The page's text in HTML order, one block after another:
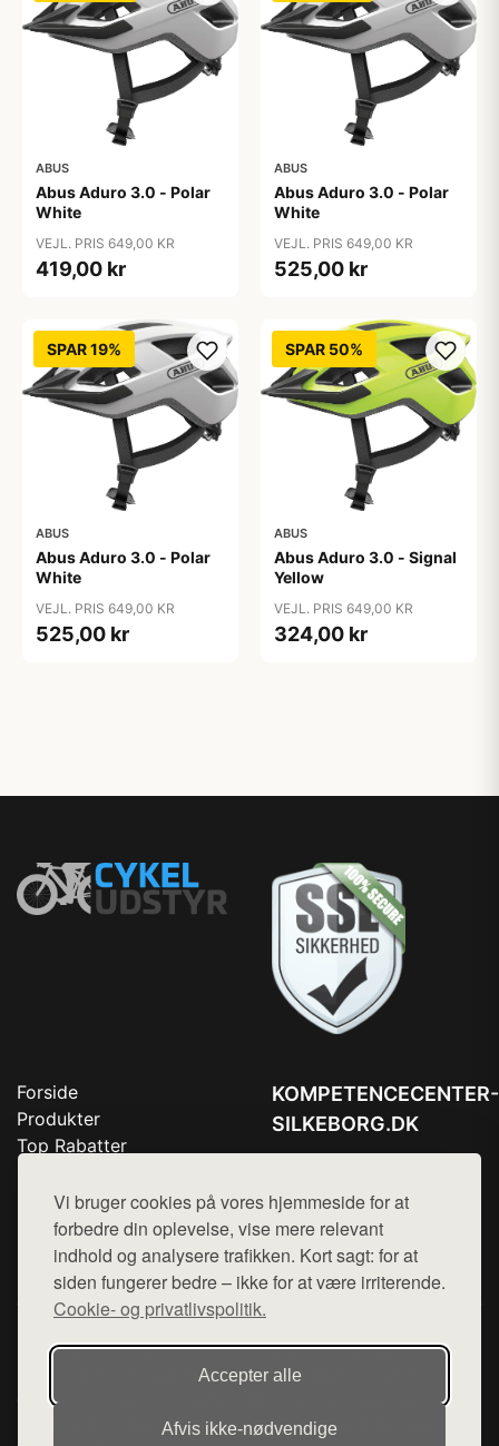
Vi bruger cookies på vores hjemmeside for at
forbedre din oplevelse, vise mere relevant
indhold og analysere trafikken. Kort sagt: for at
siden fungerer bedre – ikke for at være irriterende.
Cookie- og privatlivspolitik.
Accepter alle
Afvis ikke‑nødvendige
ABUS
Abus Aduro 3.0 - Polar
White
VEJL. PRIS 649,00 KR
419,00 kr
ABUS
Abus Aduro 3.0 - Polar
White
VEJL. PRIS 649,00 KR
525,00 kr
SPAR 19%
ABUS
Abus Aduro 3.0 - Polar
White
VEJL. PRIS 649,00 KR
525,00 kr
SPAR 50%
ABUS
Abus Aduro 3.0 - Signal
Yellow
VEJL. PRIS 649,00 KR
324,00 kr
Forside
Produkter
Top Rabatter
Kontakt
KOMPETENCECENTER-
SILKEBORG.DK
Mail:hej@want.dk
Cookie- og privatlivspolitik
Denne side er en del af want.dk, der udgiver en række
hjemmesider med præsentation af forskellige produkter fra
diverse webshops. Der sælges ikke varer fra denne side - vi
henviser til de shops, som sælger varen. Vi har heller ikke